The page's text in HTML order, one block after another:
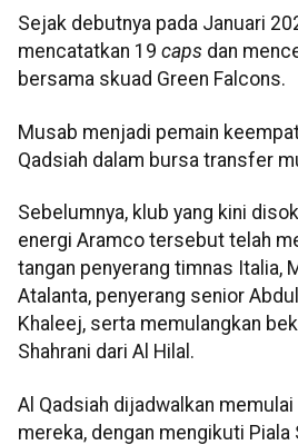
Sejak debutnya pada Januari
mencatatkan 19 caps dan
bersama skuad Green Falcons.
Musab menjadi pemain
Qadsiah dalam bursa transfer
Sebelumnya, klub yang kini
energi Aramco tersebut telah
tangan penyerang timnas Italia,
Atalanta, penyerang senior
Khaleej, serta memulangkan
Shahrani dari Al Hilal.
Al Qadsiah dijadwalkan
mereka, dengan mengikuti Piala